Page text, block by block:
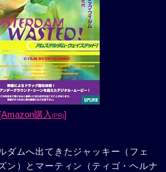
[Amazon購入 (PR)]
ダムへ出てきたジャッキー（フェ
ン）とマーティン（ティゴ・ヘルナ